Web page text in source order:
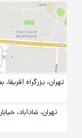
تهران، بزرگراه